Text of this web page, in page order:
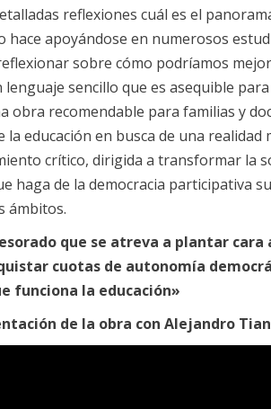
reflexiones cuál es el
hace apoyándose en numerosos
sobre cómo podríamos
sencillo que es asequible
obra recomendable para familias y
educación en busca de una realidad
crítico, dirigida a transformar la
haga de la democracia participativa
ámbitos.
que se atreva a plantar cara
cuotas de autonomía
funciona la educación»
de la obra con Alejandro